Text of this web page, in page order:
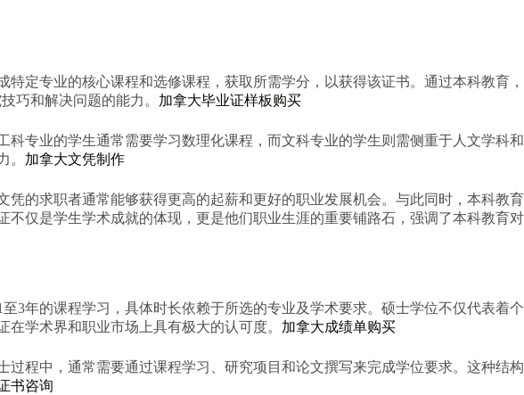
定专业的核心课程和选修课程，获取所需学分，以获得该证书。通过本科教育，
巧和解决问题的能力。 加拿大毕业证样板购买
专业的学生通常需要学习数理化课程，而文科专业的学生则需侧重于人文学科和
。 加拿大文凭制作
的求职者通常能够获得更高的起薪和更好的职业发展机会。与此同时，本科教育
仅是学生学术成就的体现，更是他们职业生涯的重要铺路石，强调了本科教育对
3年的课程学习，具体时长依赖于所选的专业及学术要求。硕士学位不仅代表着个
学术界和职业市场上具有极大的认可度。 加拿大成绩单购买
程中，通常需要通过课程学习、研究项目和论文撰写来完成学位要求。这种结构
书咨询